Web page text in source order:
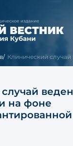
Клинический
на фоне